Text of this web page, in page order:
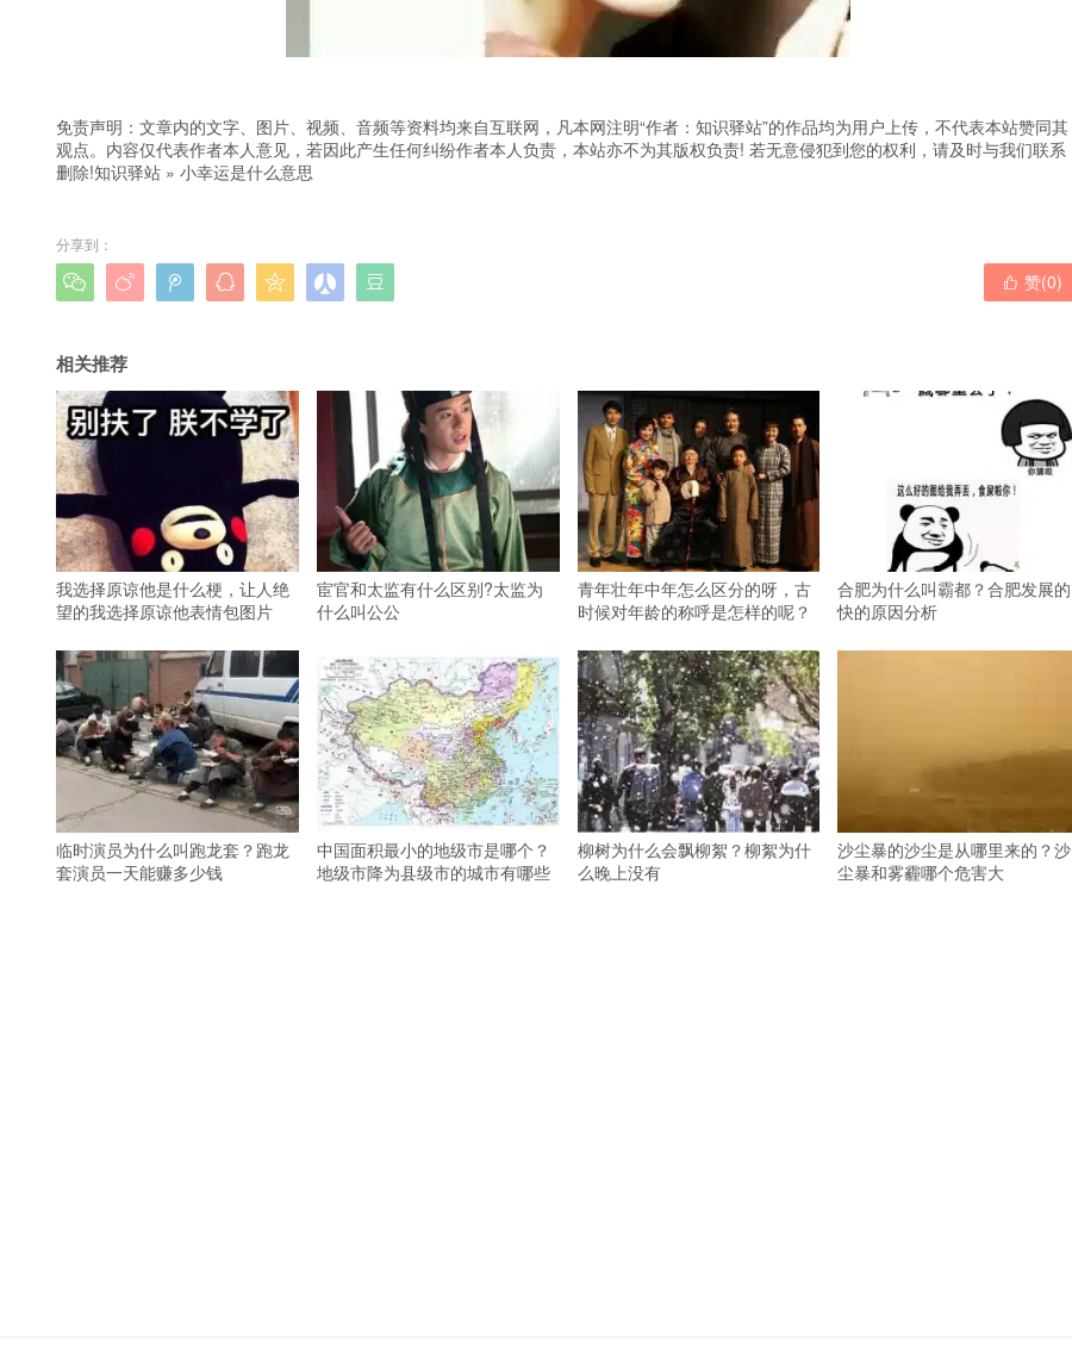
免责声明：文章内的文字、图片、视频、音频等资料均来自互联网，凡本网注明“作者：知识驿站”的作品均为用户上传，不代表本站赞同其
观点。内容仅代表作者本人意见，若因此产生任何纠纷作者本人负责，本站亦不为其版权负责! 若无意侵犯到您的权利，请及时与我们联系
删除!知识驿站 » 小幸运是什么意思
分享到：
        赞(0)
相关推荐
我选择原谅他是什么梗，让人绝
望的我选择原谅他表情包图片
宦官和太监有什么区别?太监为
什么叫公公
青年壮年中年怎么区分的呀，古
时候对年龄的称呼是怎样的呢？
合肥为什么叫霸都？合肥发展的
快的原因分析
临时演员为什么叫跑龙套？跑龙
套演员一天能赚多少钱
中国面积最小的地级市是哪个？
地级市降为县级市的城市有哪些
柳树为什么会飘柳絮？柳絮为什
么晚上没有
沙尘暴的沙尘是从哪里来的？沙
尘暴和雾霾哪个危害大